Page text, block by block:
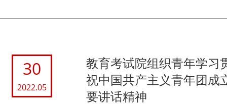
30
2022.05
教育考试院组织青年学习
祝中国共产主义青年团成
要讲话精神